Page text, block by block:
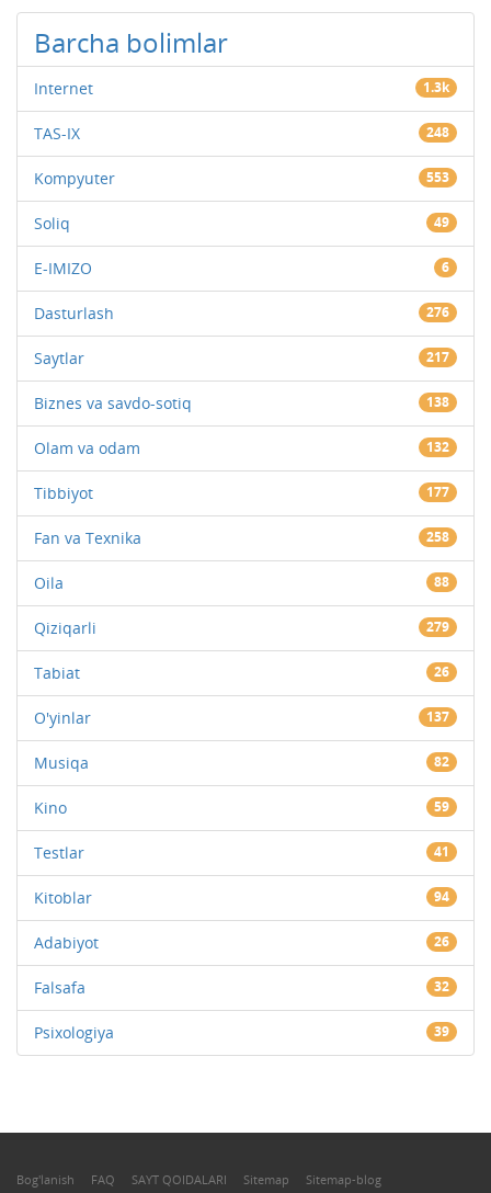
Barcha bolimlar
Internet 1.3k
TAS-IX 248
Kompyuter 553
Soliq 49
E-IMIZO 6
Dasturlash 276
Saytlar 217
Biznes va savdo-sotiq 138
Olam va odam 132
Tibbiyot 177
Fan va Texnika 258
Oila 88
Qiziqarli 279
Tabiat 26
O'yinlar 137
Musiqa 82
Kino 59
Testlar 41
Kitoblar 94
Adabiyot 26
Falsafa 32
Psixologiya 39
Bog'lanish FAQ SAYT QOIDALARI Sitemap Sitemap-blog